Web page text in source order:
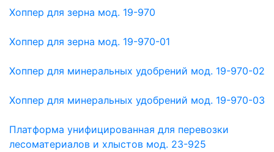
Хоппер для зерна мод. 19-970
Хоппер для зерна мод. 19-970-01
Хоппер для минеральных удобрений мод. 19-970-02
Хоппер для минеральных удобрений мод. 19-970-03
Платформа унифицированная для перевозки
лесоматериалов и хлыстов мод. 23-925